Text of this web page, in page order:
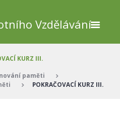
Vzdělávání
KURZ III.
paměti
POKRAČOVACÍ KURZ III.